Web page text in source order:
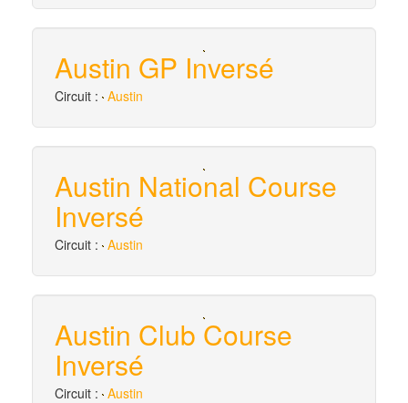
Austin GP Inversé
Circuit : Austin
Austin National Course
Inversé
Circuit : Austin
Austin Club Course
Inversé
Circuit : Austin